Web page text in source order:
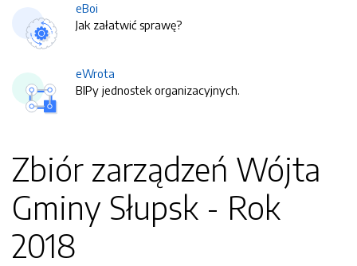
eBoi
Jak załatwić sprawę?
eWrota
BIPy jednostek organizacyjnych.
Zbiór zarządzeń Wójta
Gminy Słupsk - Rok
2018